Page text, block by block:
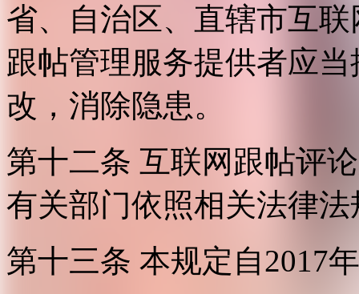
省、自治区、直辖市互
跟帖管理服务提供者应
改，消除隐患。
第十二条 互联网跟帖评
有关部门依照相关法律
第十三条 本规定自2017